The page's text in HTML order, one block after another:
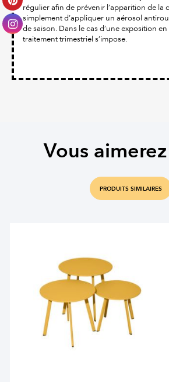
régulier afin de prévenir l’apparition de la
simplement d’appliquer un aérosol
de saison. Dans le cas d’une exposition
traitement trimestriel s’impose.
Vous
PRODUITS SIMILAIRES